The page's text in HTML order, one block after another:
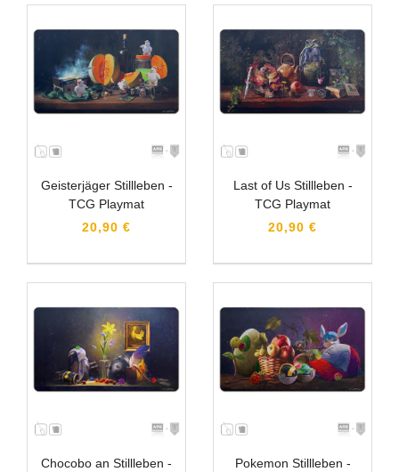
Geisterjäger Stillleben -
TCG Playmat
20,90 €
Last of Us Stillleben -
TCG Playmat
20,90 €
Chocobo an Stillleben -
Pokemon Stillleben -